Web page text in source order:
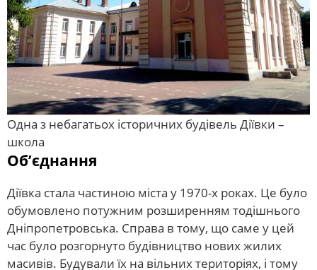
Одна з небагатьох історичних будівель Діївки –
школа
Об’єднання
Діївка стала частиною міста у 1970-х роках. Це було
обумовлено потужним розширенням тодішнього
Дніпропетровська. Справа в тому, що саме у цей
час було розгорнуто будівництво нових жилих
масивів. Будували їх на вільних територіях, і тому